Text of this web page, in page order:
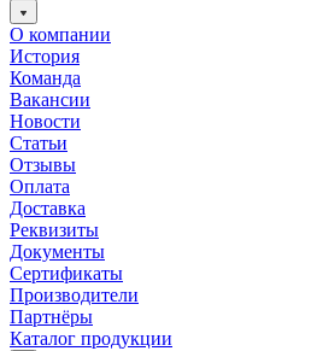
О компании
История
Команда
Вакансии
Новости
Статьи
Отзывы
Оплата
Доставка
Реквизиты
Документы
Сертификаты
Производители
Партнёры
Каталог продукции